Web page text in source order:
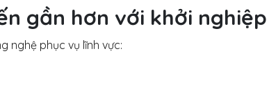
gần hơn với khởi nghiệp
nghệ phục vụ lĩnh vực: